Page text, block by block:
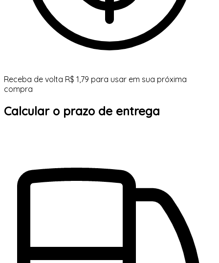
Receba de volta R$ 1,79 para usar em sua próxima
compra
Calcular o prazo de entrega